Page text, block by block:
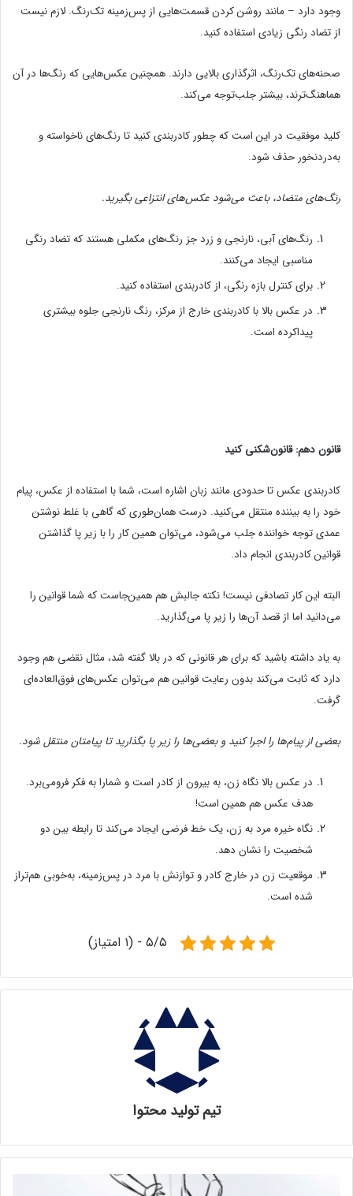
وجود دارد – مانند روشن کردن قسمت‌هایی از پس‌زمینه تک‌رنگ. لازم نیست
از تضاد رنگی زیادی استفاده کنید.
صحنه‌های تک‌رنگ، اثرگذاری بالایی دارند. همچنین عکس‌هایی که رنگ‌ها در آن
هماهنگ‌ترند، بیشتر جلب‌توجه می‌کند.
کلید موفقیت در این است که چطور کادربندی کنید تا رنگ‌های ناخواسته و
به‌دردنخور حذف شود.
رنگ‌های متضاد، باعث می‌شود عکس‌های انتزاعی بگیرید.
رنگ‌های آبی، نارنجی و زرد جز رنگ‌های مکملی هستند که تضاد رنگی
مناسبی ایجاد می‌کنند.
برای کنترل بازه رنگی، از کادربندی استفاده کنید.
در عکس بالا با کادربندی خارج از مرکز، رنگ نارنجی جلوه بیشتری
پیداکرده است.
قانون دهم: قانون‌شکنی کنید
کادربندی عکس تا حدودی مانند زبان اشاره است، شما با استفاده از عکس، پیام
خود را به بیننده منتقل می‌کنید. درست همان‌طوری که گاهی با غلط نوشتن
عمدی توجه خواننده جلب می‌شود، می‌توان همین کار را با زیر پا گذاشتن
قوانین کادربندی انجام داد.
البته این کار تصادفی نیست! نکته جالبش هم همین‌جاست که شما قوانین را
می‌دانید اما از قصد آن‌ها را زیر پا می‌گذارید.
به یاد داشته باشید که برای هر قانونی که در بالا گفته شد، مثال نقضی هم وجود
دارد که ثابت می‌کند بدون رعایت قوانین هم می‌توان عکس‌های فوق‌العاده‌ای
گرفت.
بعضی از پیام‌ها را اجرا کنید و بعضی‌ها را زیر پا بگذارید تا پیامتان منتقل شود.
در عکس بالا نگاه زن، به بیرون از کادر است و شمارا به فکر فرومی‌برد.
هدف عکس هم همین است!
نگاه خیره مرد به زن، یک خط فرضی ایجاد می‌کند تا رابطه بین دو
شخصیت را نشان دهد.
موقعیت زن در خارج کادر و توازنش با مرد در پس‌زمینه، به‌خوبی هم‌تراز
شده است.
۵/۵ - (۱ امتیاز)
تیم تولید محتوا